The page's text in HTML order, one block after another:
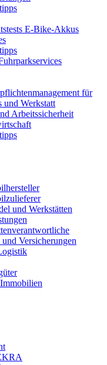
E-Bike-Akkus
für
und Werkstatt
Arbeitssicherheit
und Werkstätten
Versicherungen